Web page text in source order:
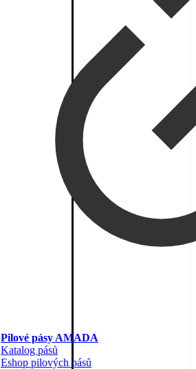
Pilové pásy AMADA
Katalog pásů
Eshop pilových pásů